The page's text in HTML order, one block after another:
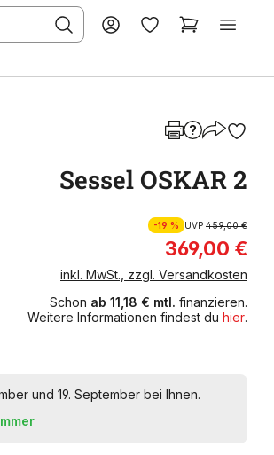
Sessel OSKAR 2
-19 % UVP 459,00 €
369,00 €
inkl. MwSt., zzgl. Versandkosten
Schon ab 11,18 € mtl. finanzieren.
Weitere Informationen findest du hier.
und 19. September bei Ihnen.